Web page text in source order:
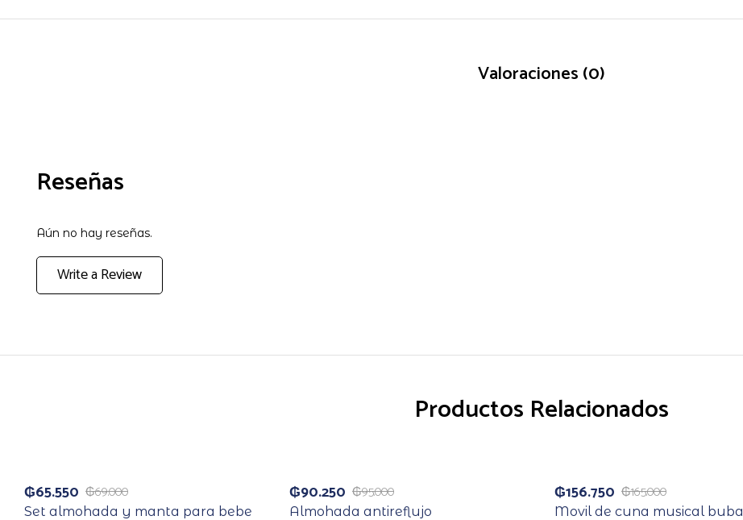
Valoraciones (0)
Reseñas
Aún no hay reseñas.
Write a Review
Productos Relacionados
₲69.000
₲65.550
Set almohada y manta para bebe
Agotado
₲95.000
₲90.250
Almohada antireflujo
₲165.000
₲156.750
Movil de cuna musical buba